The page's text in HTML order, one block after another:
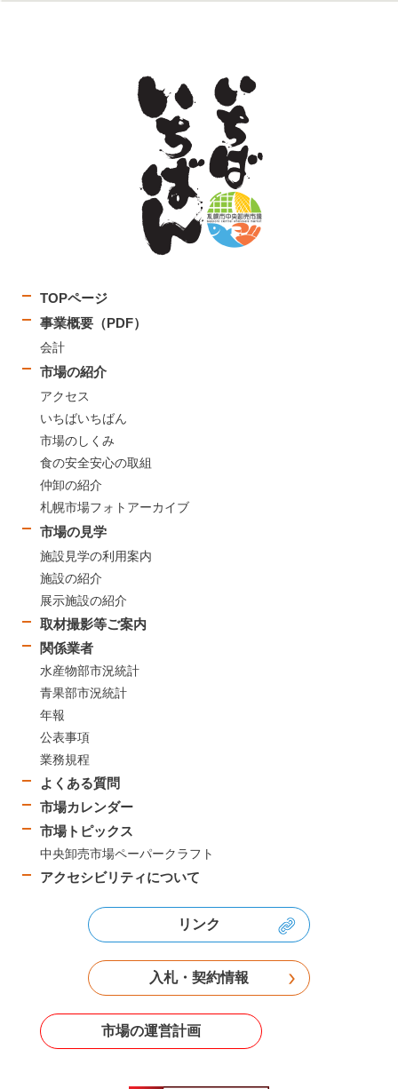
TOPページ
事業概要（PDF）
会計
市場の紹介
アクセス
いちばいちばん
市場のしくみ
食の安全安心の取組
仲卸の紹介
札幌市場フォトアーカイブ
市場の見学
施設見学の利用案内
施設の紹介
展示施設の紹介
取材撮影等ご案内
関係業者
水産物部市況統計
青果部市況統計
年報
公表事項
業務規程
よくある質問
市場カレンダー
市場トピックス
中央卸売市場ペーパークラフト
アクセシビリティについて
リンク
入札・契約情報
市場の運営計画